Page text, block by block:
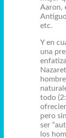
Aaron,
etc.
Y en
una
todo
pero
ser
los